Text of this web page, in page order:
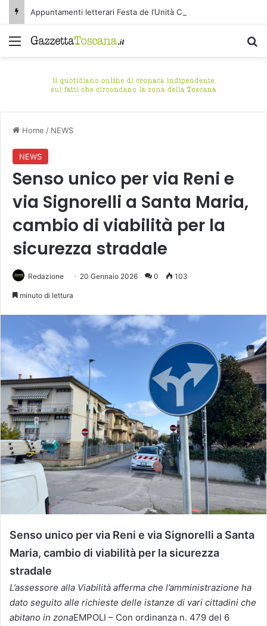
Appuntamenti letterari Festa de l’Unità Certaldo
Menu
Home / NEWS
NEWS
Senso unico per via Reni e
via Signorelli a Santa Maria,
cambio di viabilità per la
sicurezza stradale
Redazione 20 Gennaio 2026 0 103
minuto di lettura
Senso unico per via Reni e via Signorelli a Santa
Maria, cambio di viabilità per la sicurezza
stradale
L’assessore alla Viabilità afferma che l’amministrazione ha
dato seguito alle richieste delle istanze di vari cittadini che
abitano in zonaEMPOLI – Con ordinanza n. 479 del 6